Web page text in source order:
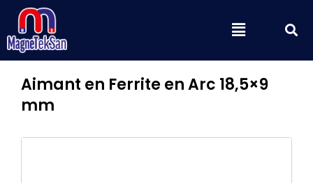
contenu
Menu
Aimant en Ferrite en Arc 18,5×9
mm